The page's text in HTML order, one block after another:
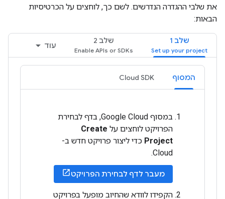
את שלבי ההגדרה הנדרשים. לשם כך, לוחצים על הכרטיסיות
הבאות:
שלב 1 שלב 2
עוד
המסוף Cloud SDK
במסוף Google Cloud, בדף לבחירת
הפרויקט לוחצים על Create
Project כדי ליצור פרויקט חדש ב-
Cloud.
מעבר לדף לבחירת הפרויקט
הקפידו לוודא שהחיוב מופעל בפרויקט